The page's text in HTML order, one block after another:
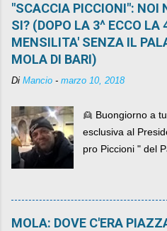
"SCACCIA PICCIONI": NOI
SI? (DOPO LA 3^ ECCO LA
MENSILITA' SENZA IL
MOLA DI BARI)
Di Mancio - marzo 10, 2018
👱 Buongiorno a
esclusiva al
pro Piccioni " del
come definirlo...
MOLA: DOVE C'ERA